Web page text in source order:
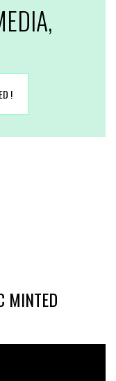
!
MINTED